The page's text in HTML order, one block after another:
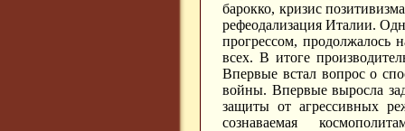
барокко, кризис
рефеодализация Италии.
прогрессом, продолжалось
всех. В итоге
Впервые встал вопрос о
войны. Впервые выросла
защиты от агрессивных
сознаваемая